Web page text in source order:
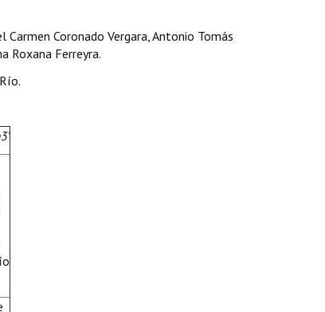
Coronado Vergara, Antonio Tomás
Roxana Ferreyra.